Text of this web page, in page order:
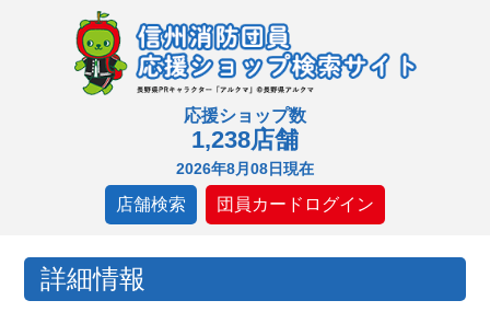
応援ショップ数
1,238店舗
2026年8月08日現在
店舗検索 団員カードログイン
詳細情報